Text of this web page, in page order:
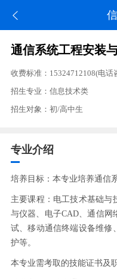
通信系统工程安装
收费标准：15324712108(电话
招生专业：信息技术类
招生对象：初/高中生
专业介绍
培养目标：本专业培养通信
主要课程：电工技术基础与
与仪器、电子CAD、通信网
试、移动通信终端设备维修
护等。
本专业需考取的技能证书及